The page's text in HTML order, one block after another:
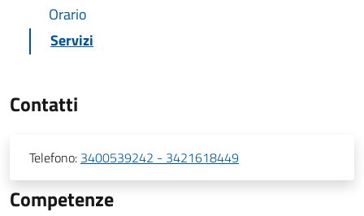
Orario
Servizi
Contatti
Telefono: 3400539242 - 3421618449
Competenze